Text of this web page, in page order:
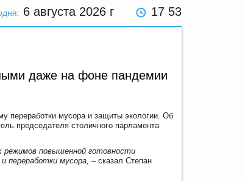
6 августа 2026 г 17 53
даже на фоне пандемии
переработки мусора и защиты экологии. Об
председателя столичного парламента
режимов повышенной готовности
переработки мусора, – сказал Степан